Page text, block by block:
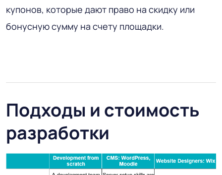
купонов, которые дают право на скидку или
бонусную сумму на счету площадки.
Подходы и стоимость
разработки